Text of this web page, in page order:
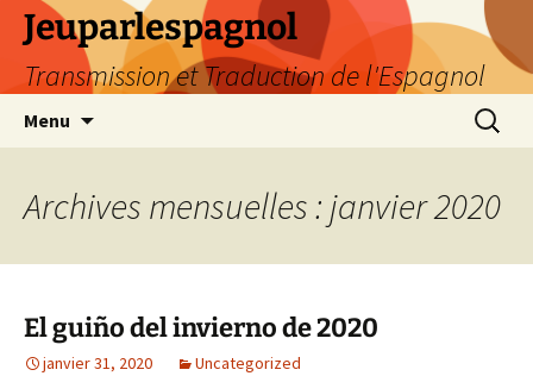
Aller
contenu
Jeuparlespagnol
Transmission et Traduction de l'Espagnol
Menu
Archives mensuelles : janvier 2020
El guiño del invierno de 2020
janvier 31, 2020 Uncategorized